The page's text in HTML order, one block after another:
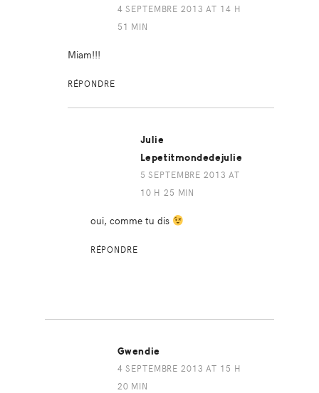
4 SEPTEMBRE 2013 AT 14 H
51 MIN
Miam!!!
RÉPONDRE
Julie
Lepetitmondedejulie
5 SEPTEMBRE 2013 AT
10 H 25 MIN
oui, comme tu dis
RÉPONDRE
Gwendie
4 SEPTEMBRE 2013 AT 15 H
20 MIN